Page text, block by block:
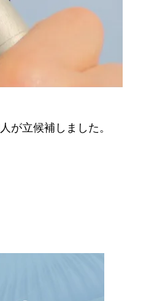
が立候補しました。